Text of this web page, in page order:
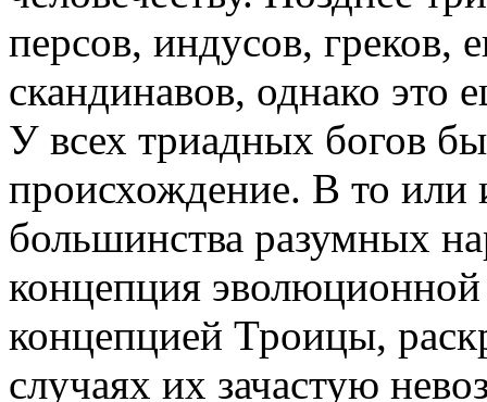
персов, индусов, греков,
скандинавов, однако
У всех триадных богов
происхождение. В то или
большинства разумных
концепция
концепцией Троицы,
случаях их зачастую